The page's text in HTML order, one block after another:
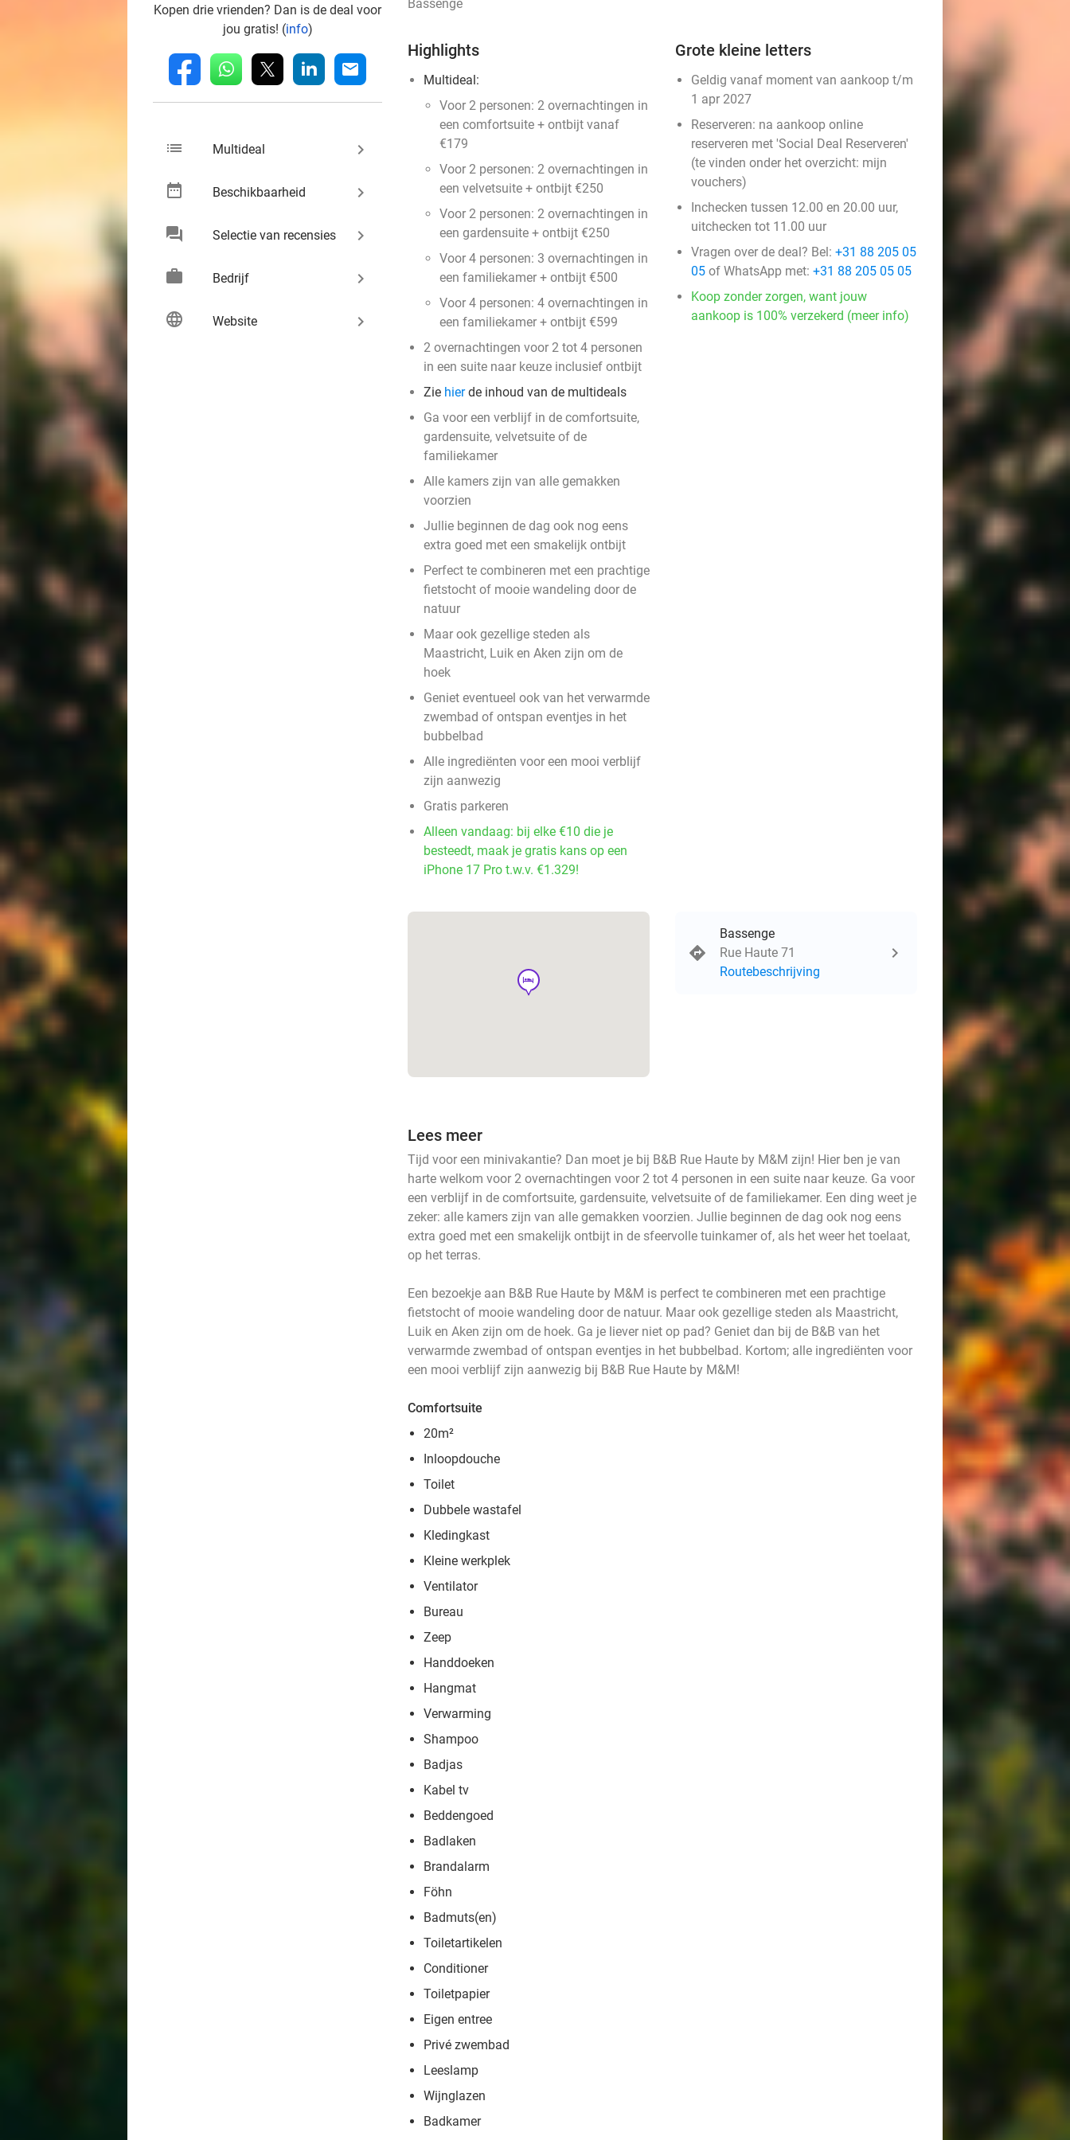
Kopen drie vrienden? Dan is de deal voor
jou gratis! (info)
fb whatsapp linkedin mail
list Multideal keyboard_arrow_right
date_range Beschikbaarheid keyboard_arrow_right
chat Selectie van recensies keyboard_arrow_right
work Bedrijf keyboard_arrow_right
language Website keyboard_arrow_right
Bassenge
Highlights
Multideal:
Voor 2 personen: 2 overnachtingen in
een comfortsuite + ontbijt vanaf
€179
Voor 2 personen: 2 overnachtingen in
een velvetsuite + ontbijt €250
Voor 2 personen: 2 overnachtingen in
een gardensuite + ontbijt €250
Voor 4 personen: 3 overnachtingen in
een familiekamer + ontbijt €500
Voor 4 personen: 4 overnachtingen in
een familiekamer + ontbijt €599
2 overnachtingen voor 2 tot 4 personen
in een suite naar keuze inclusief ontbijt
Zie hierde inhoud van de multideals
Ga voor een verblijf in de comfortsuite,
gardensuite, velvetsuite of de
familiekamer
Alle kamers zijn van alle gemakken
voorzien
Jullie beginnen de dag ook nog eens
extra goed met een smakelijk ontbijt
Perfect te combineren met een prachtige
fietstocht of mooie wandeling door de
natuur
Maar ook gezellige steden als
Maastricht, Luik en Aken zijn om de
hoek
Geniet eventueel ook van het verwarmde
zwembad of ontspan eventjes in het
bubbelbad
Alle ingrediënten voor een mooi verblijf
zijn aanwezig
Gratis parkeren
Alleen vandaag: bij elke €10 die je
besteedt, maak je gratis kans op een
iPhone 17 Pro t.w.v. €1.329!
Grote kleine letters
Geldig vanaf moment van aankoop t/m
1 apr 2027
Reserveren: na aankoop online
reserveren met 'Social Deal Reserveren'
(te vinden onder het overzicht: mijn
vouchers)
Inchecken tussen 12.00 en 20.00 uur,
uitchecken tot 11.00 uur
Vragen over de deal? Bel: +31 88 205 05
05 of WhatsApp met: +31 88 205 05 05
Koop zonder zorgen, want jouw
aankoop is 100% verzekerd (meer info)
hotel
Bassenge
Rue Haute 71
Routebeschrijving
Lees meer
Tijd voor een minivakantie? Dan moet je bij B&B Rue Haute by M&M zijn! Hier ben je van
harte welkom voor 2 overnachtingen voor 2 tot 4 personen in een suite naar keuze. Ga voor
een verblijf in de comfortsuite, gardensuite, velvetsuite of de familiekamer. Een ding weet je
zeker: alle kamers zijn van alle gemakken voorzien. Jullie beginnen de dag ook nog eens
extra goed met een smakelijk ontbijt in de sfeervolle tuinkamer of, als het weer het toelaat,
op het terras.
Een bezoekje aan B&B Rue Haute by M&M is perfect te combineren met een prachtige
fietstocht of mooie wandeling door de natuur. Maar ook gezellige steden als Maastricht,
Luik en Aken zijn om de hoek. Ga je liever niet op pad? Geniet dan bij de B&B van het
verwarmde zwembad of ontspan eventjes in het bubbelbad. Kortom; alle ingrediënten voor
een mooi verblijf zijn aanwezig bij B&B Rue Haute by M&M!
Comfortsuite
20m²
Inloopdouche
Toilet
Dubbele wastafel
Kledingkast
Kleine werkplek
Ventilator
Bureau
Zeep
Handdoeken
Hangmat
Verwarming
Shampoo
Badjas
Kabel tv
Beddengoed
Badlaken
Brandalarm
Föhn
Badmuts(en)
Toiletartikelen
Conditioner
Toiletpapier
Eigen entree
Privé zwembad
Leeslamp
Wijnglazen
Badkamer